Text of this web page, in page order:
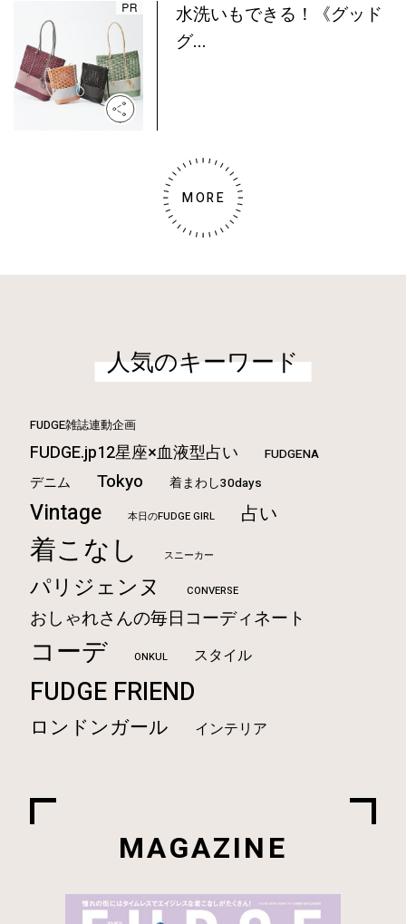
水洗いもできる！《グッド
グ...
MORE
人気のキーワード
FUDGE雑誌連動企画
FUDGE.jp12星座×血液型占い FUDGENA
デニム Tokyo 着まわし30days
Vintage 本日のFUDGE GIRL 占い
着こなし スニーカー
パリジェンヌ CONVERSE
おしゃれさんの毎日コーディネート
コーデ ONKUL スタイル
FUDGE FRIEND
ロンドンガール インテリア
MAGAZINE